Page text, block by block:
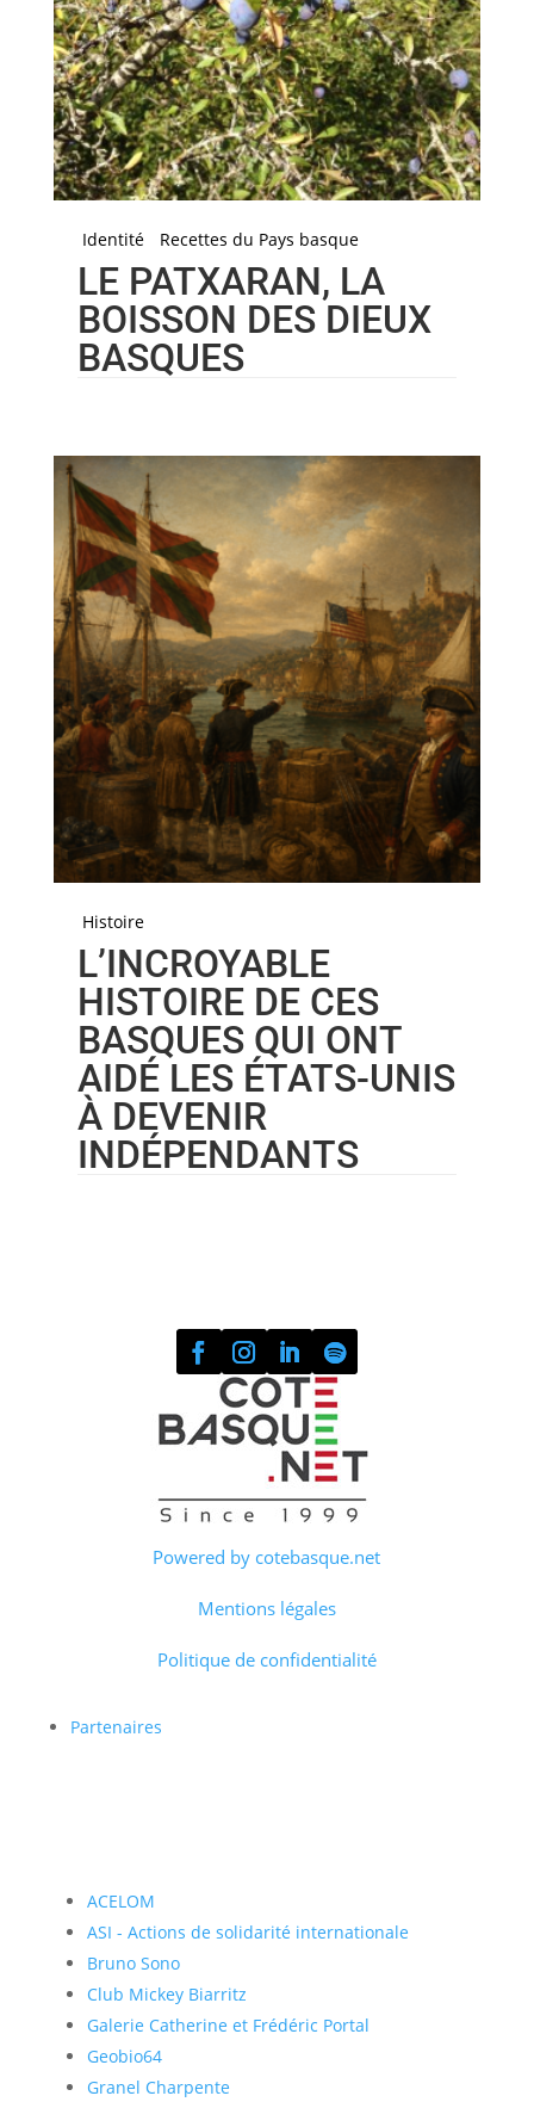
Identité Recettes du Pays basque
LE PATXARAN, LA
BOISSON DES DIEUX
BASQUES
Histoire
L’INCROYABLE
HISTOIRE DE CES
BASQUES QUI ONT
AIDÉ LES ÉTATS-UNIS
À DEVENIR
INDÉPENDANTS
Powered by cotebasque.net
Mentions légales
Politique de confidentialité
Partenaires
ACELOM
ASI - Actions de solidarité internationale
Bruno Sono
Club Mickey Biarritz
Galerie Catherine et Frédéric Portal
Geobio64
Granel Charpente